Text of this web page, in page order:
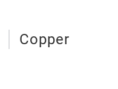
Copper